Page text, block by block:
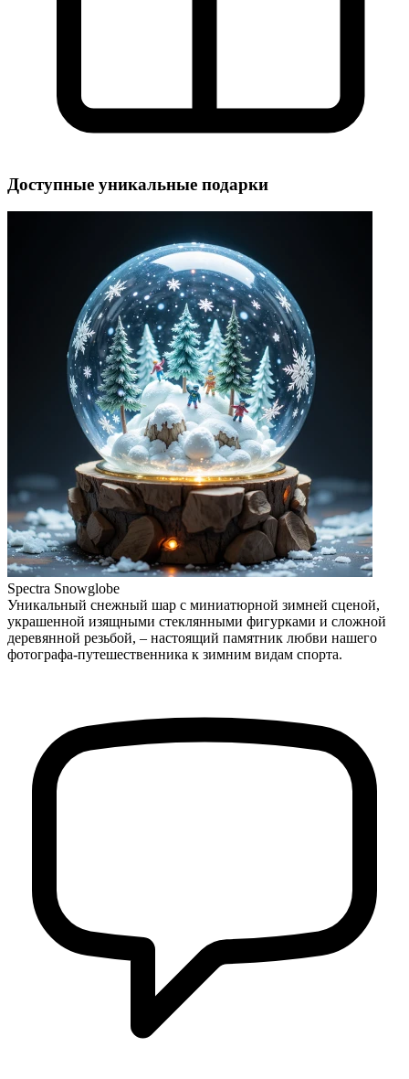
Доступные уникальные подарки
Spectra Snowglobe
Уникальный снежный шар с миниатюрной зимней сценой,
украшенной изящными стеклянными фигурками и сложной
деревянной резьбой, – настоящий памятник любви нашего
фотографа-путешественника к зимним видам спорта.